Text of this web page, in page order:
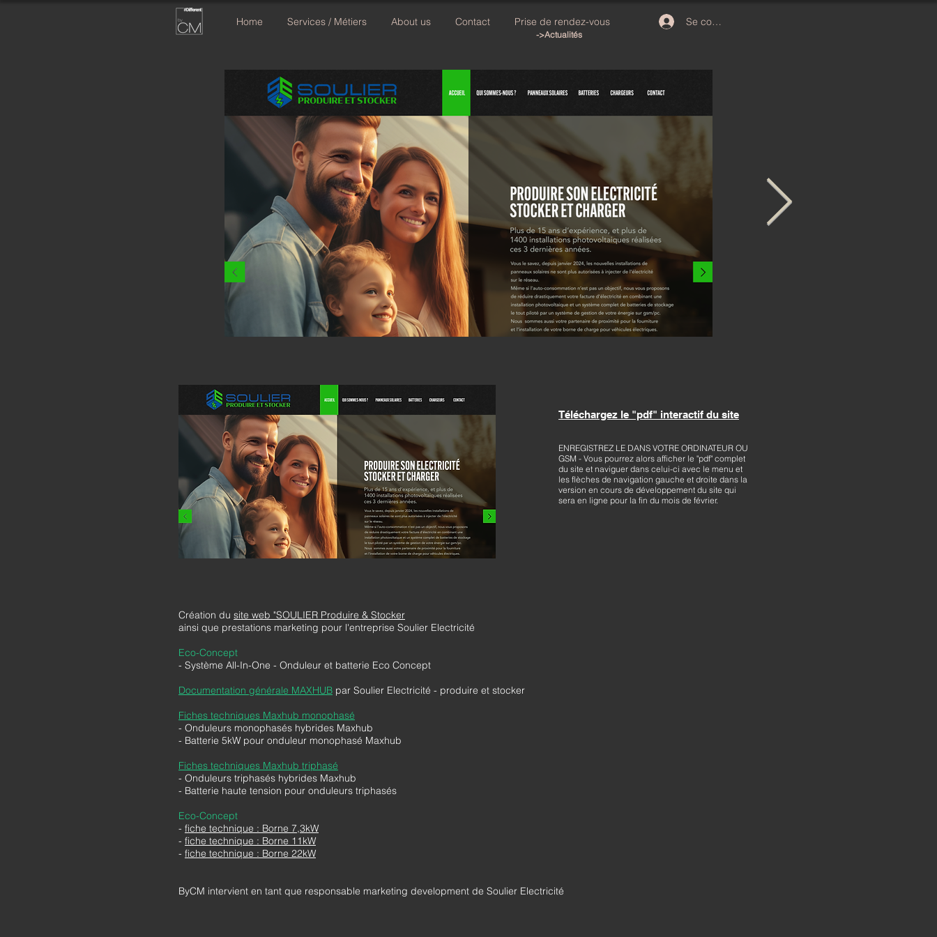
Home Services / Métiers About us Contact Prise de rendez-vous
->Actualités
Se connecter
Téléchargez le "pdf" interactif du site
ENREGISTREZ LE DANS VOTRE ORDINATEUR OU
GSM - Vous pourrez alors afficher le "pdf" complet
du site et naviguer dans celui-ci avec le menu et
les flèches de navigation gauche et droite dans la
version en cours de développement du site qui
sera en ligne pour la fin du mois de février.
Création du site web "SOULIER Produire & Stocker
ainsi que prestations marketing pour l'entreprise Soulier Electricité
Eco-Concept
- Système All-In-One - Onduleur et batterie Eco Concept
Documentation générale MAXHUB par Soulier Electricité - produire et stocker
Fiches techniques Maxhub monophasé
- Onduleurs monophasés hybrides Maxhub
- Batterie 5kW pour onduleur monophasé Maxhub
Fiches techniques Maxhub triphasé
- Onduleurs triphasés hybrides Maxhub
- Batterie haute tension pour onduleurs triphasés
Eco-Concept
- fiche technique : Borne 7,3kW
- fiche technique : Borne 11kW
- fiche technique : Borne 22kW
ByCM intervient en tant que responsable marketing development de Soulier Electricité